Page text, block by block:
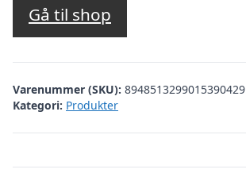
Gå til shop
Varenummer (SKU): 8948513299015390429
Kategori: Produkter